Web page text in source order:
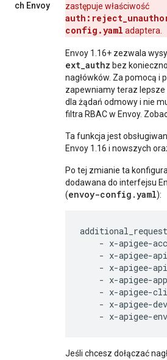
ch Envoy
zastępuje właściwość
config.yaml adaptera.
Envoy 1.16+ zezwala
ext_authz bez
nagłówków. Za pomocą i
zapewniamy teraz lepsze
dla żądań odmowy i nie
filtra RBAC w Envoy.
Ta funkcja jest
Envoy 1.16 i nowszych
Po tej zmianie ta
dodawana do interfejsu
(envoy-config.yaml):
- x-apigee-
    - x-apigee-api
- x-apigee-
- x-apigee-
- x-apigee-
- x-apigee-
Jeśli chcesz dołączać